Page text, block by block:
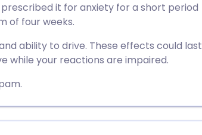
it for anxiety for a short period
of four weeks.
ability to drive. These effects could last
while your reactions are impaired.